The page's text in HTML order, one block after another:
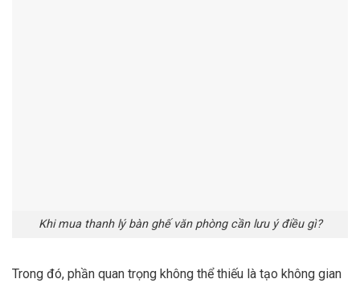
Khi mua thanh lý bàn ghế văn phòng cần lưu ý điều gì?
Trong đó, phần quan trọng không thể thiếu là tạo không gian